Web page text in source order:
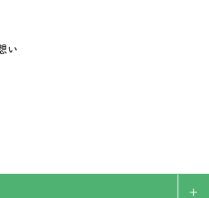
い